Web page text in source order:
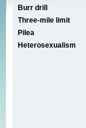
Burr drill
Three-mile limit
Pilea
Heterosexualism